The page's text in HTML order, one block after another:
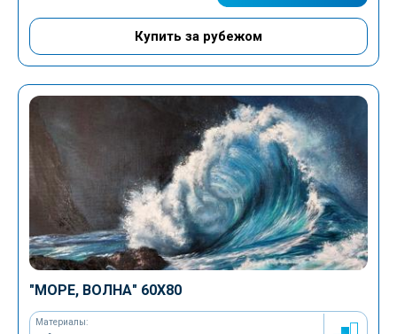
Купить за рубежом
"МОРЕ, ВОЛНА" 60Х80
Материалы: